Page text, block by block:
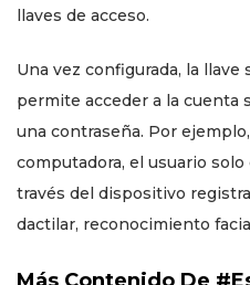
llaves de acceso.
Una vez configurada, la
permite acceder a la cuenta
una contraseña. Por
computadora, el usuario
través del dispositivo
dactilar, reconocimiento